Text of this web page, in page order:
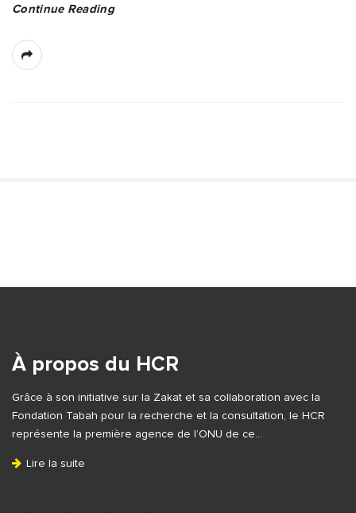
Continue Reading
d
b
a
À propos du HCR
Grâce à son initiative sur la Zakat et sa collaboration avec la
Fondation Tabah pour la recherche et la consultation, le HCR
représente la première agence de l’ONU de ce…
Lire la suite